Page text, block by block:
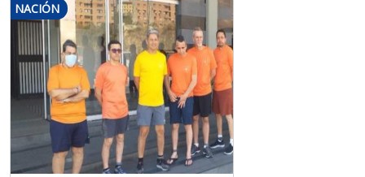
NACIÓN